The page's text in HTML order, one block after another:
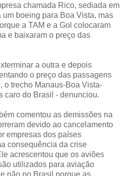
chamada Rico, sediada em
um boeing para Boa Vista, mas
a TAM e a Gol colocaram
e baixaram o preço das
a outra e depois
o preço das passagens
o trecho Manaus-Boa Vista-
caro do Brasil - denunciou.
comentou as demissões na
devido ao cancelamento
empresas dos países
consequência da crise
acrescentou que os aviões
utilizados para aviação
não no Brasil porque as